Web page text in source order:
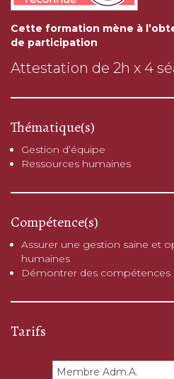
Cette formation mène à
de participation
Attestation de 2h x 4
Thématique(s)
Gestion d’équipe
Ressources humaines
Compétence(s)
Assurer une gestion saine et
humaines
Démontrer des compétences
Tarifs
Membre Adm.A.